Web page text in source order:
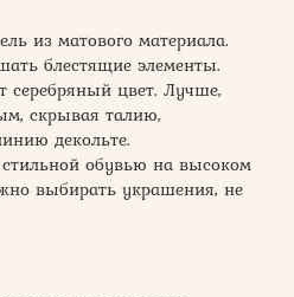
из матового материала.
блестящие элементы.
серебряный цвет. Лучше,
скрывая талию,
декольте.
обувью на высоком
выбирать украшения, не